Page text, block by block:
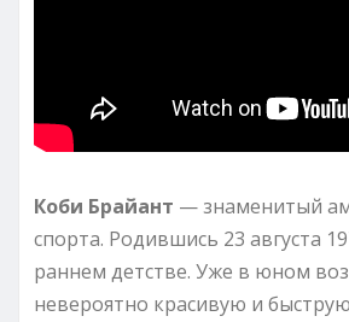
Коби Брайант — знаменитый
спорта. Родившись 23 августа
раннем детстве. Уже в юном
невероятно красивую и